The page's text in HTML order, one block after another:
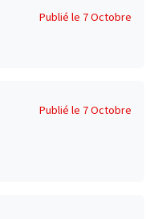
Publié le 7 Octobre
Publié le 7 Octobre